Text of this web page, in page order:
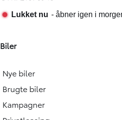
Biler
Nye biler
Brugte biler
Kampagner